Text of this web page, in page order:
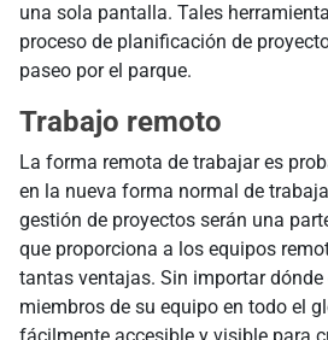
una sola pantalla. Tales
proceso de planificación de
paseo por el parque.
Trabajo remoto
La forma remota de trabajar es
en la nueva forma normal de
gestión de proyectos serán una
que proporciona a los equipos
tantas ventajas. Sin importar
miembros de su equipo en todo el